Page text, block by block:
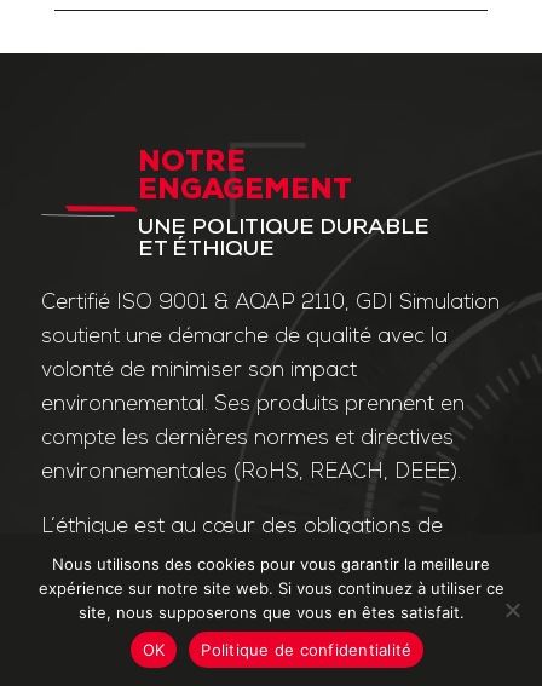
NOTRE
ENGAGEMENT
UNE POLITIQUE DURABLE
ET ÉTHIQUE
Certifié ISO 9001 & AQAP 2110, GDI Simulation
soutient une démarche de qualité avec la
volonté de minimiser son impact
environnemental. Ses produits prennent en
compte les dernières normes et directives
environnementales (RoHS, REACH, DEEE).
L’éthique est au cœur des obligations de
l’entreprise et de ses valeurs. Nos affaires
sont conduites dans le strict respect des
différentes lois applicables dans le domaine
de la lutte contre la corruption et le trafic
Nous utilisons des cookies pour vous garantir la meilleure
expérience sur notre site web. Si vous continuez à utiliser ce
site, nous supposerons que vous en êtes satisfait.
OK
Politique de confidentialité